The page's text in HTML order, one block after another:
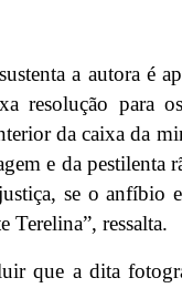
a autora é
resolução para
da caixa da
e da pestilenta
se o anfíbio
Terelina”, ressalta.
que a dita